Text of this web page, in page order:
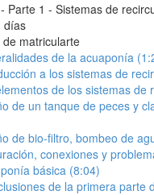
Parte 1 - Sistemas de
días
matricularte
de la acuaponía
a los sistemas de
de los sistemas de
de un tanque de peces y
de bio-filtro, bombeo de
conexiones y
básica (8:04)
de la primera parte